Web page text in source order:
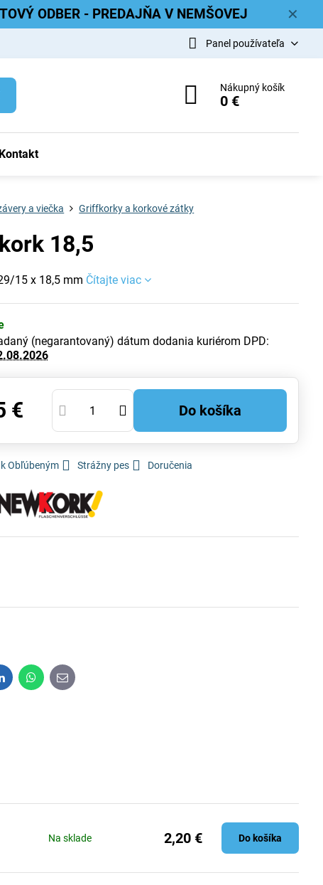
✕
ODBER - PREDAJŇA V NEMŠOVEJ
Panel používateľa
Nákupný košík
0 €
a viečka Griffkorky a korkové zátky
18,5
15 x 18,5 mm Čítajte viac
(negarantovaný) dátum dodania kuriérom DPD:
€ Do košíka
Obľúbeným Strážny pes Doručenia
WhatsApp
E-
mail
Na sklade 2,20 € Do košíka